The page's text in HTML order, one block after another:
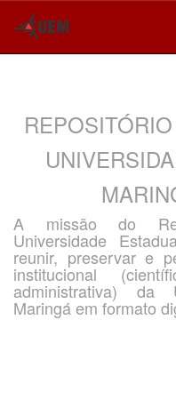
A missão do
Universidade
reunir, preservar e
institucional
administrativa) da
Maringá em formato